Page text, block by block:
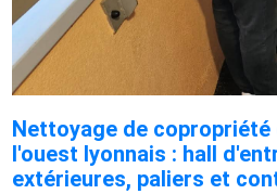
Nettoyage de copropriété
l'ouest lyonnais : hall
extérieures, paliers et